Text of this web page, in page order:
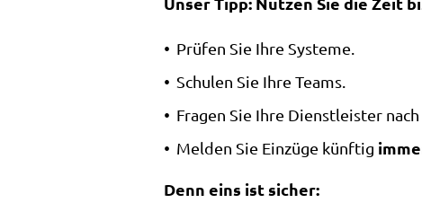
Prüfen Sie Ihre Systeme.
Schulen Sie Ihre Teams.
Fragen Sie Ihre Dienstleister nach
Melden Sie Einzüge künftig
Denn eins ist sicher: